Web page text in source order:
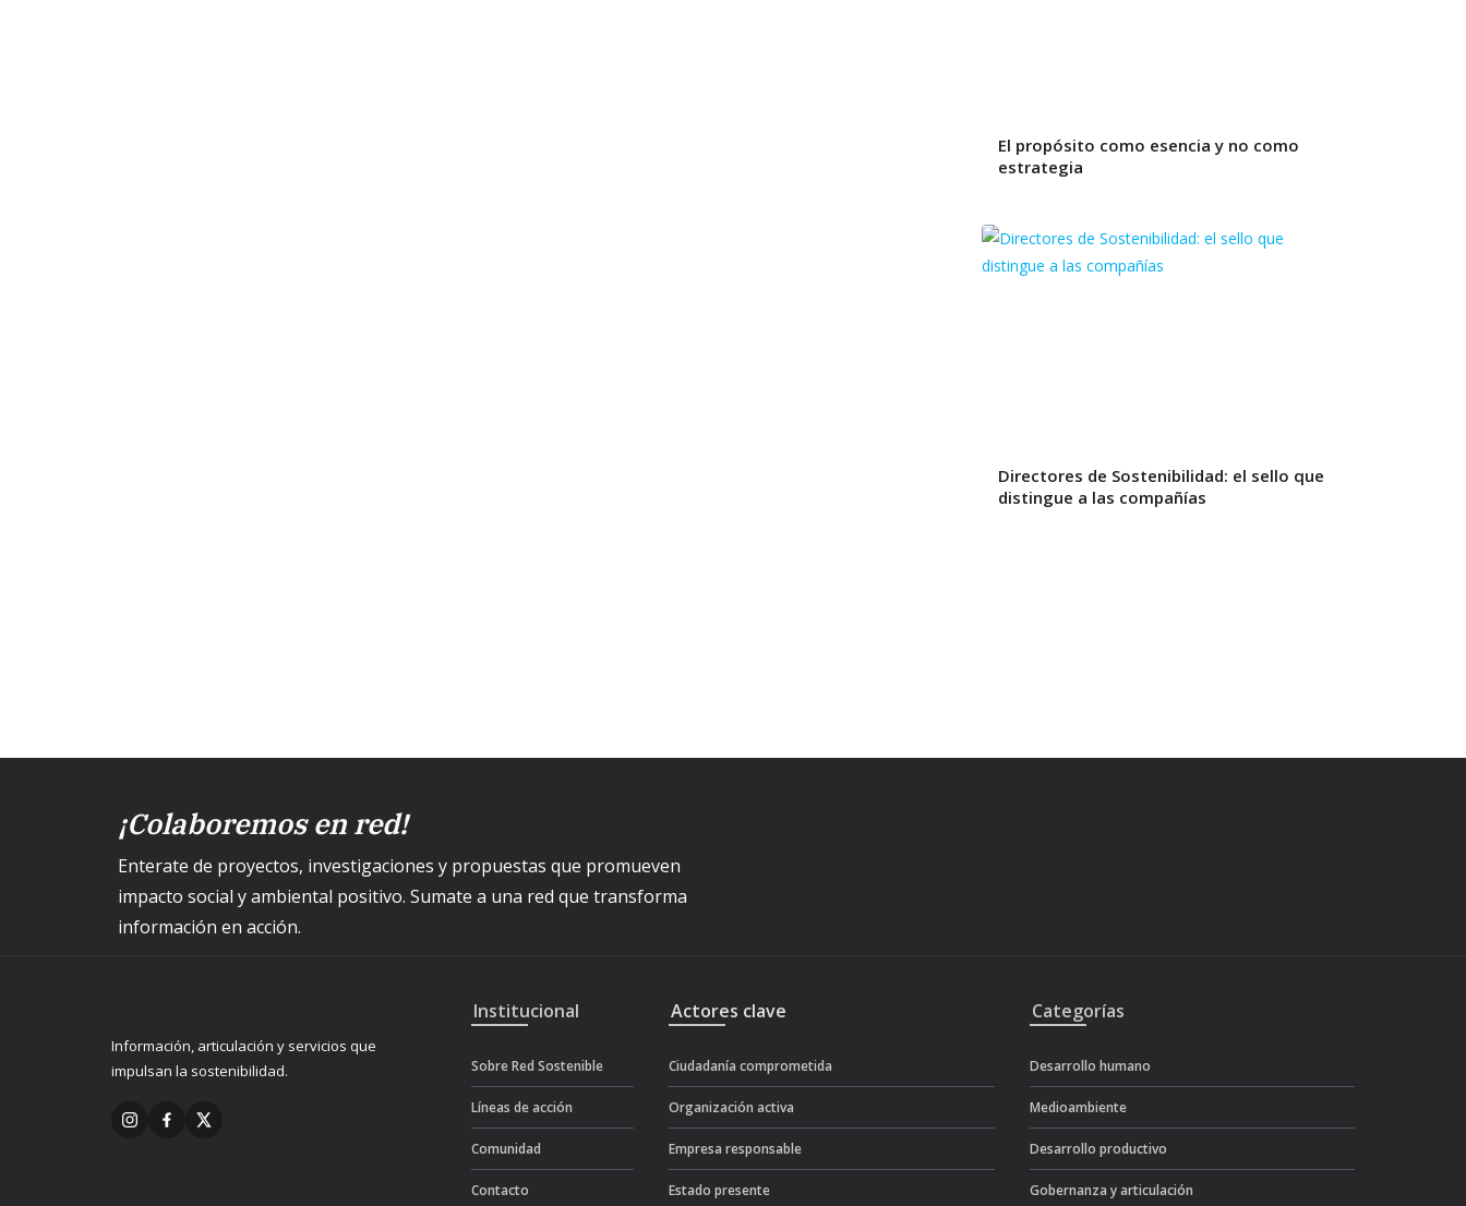
El propósito como esencia y no como
estrategia
Directores de Sostenibilidad: el sello que
distingue a las compañías
¡Colaboremos en red!
Enterate de proyectos, investigaciones y propuestas que promueven
impacto social y ambiental positivo. Sumate a una red que transforma
información en acción.
Información, articulación y servicios que
impulsan la sostenibilidad.
Institucional
Sobre Red Sostenible
Líneas de acción
Comunidad
Contacto
Actores clave
Ciudadanía comprometida
Organización activa
Empresa responsable
Estado presente
Categorías
Desarrollo humano
Medioambiente
Desarrollo productivo
Gobernanza y articulación